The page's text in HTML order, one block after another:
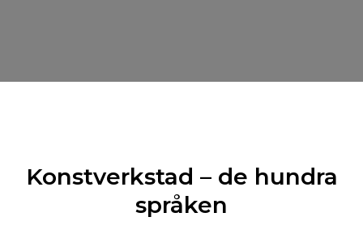
Konstverkstad – de hundra
språken